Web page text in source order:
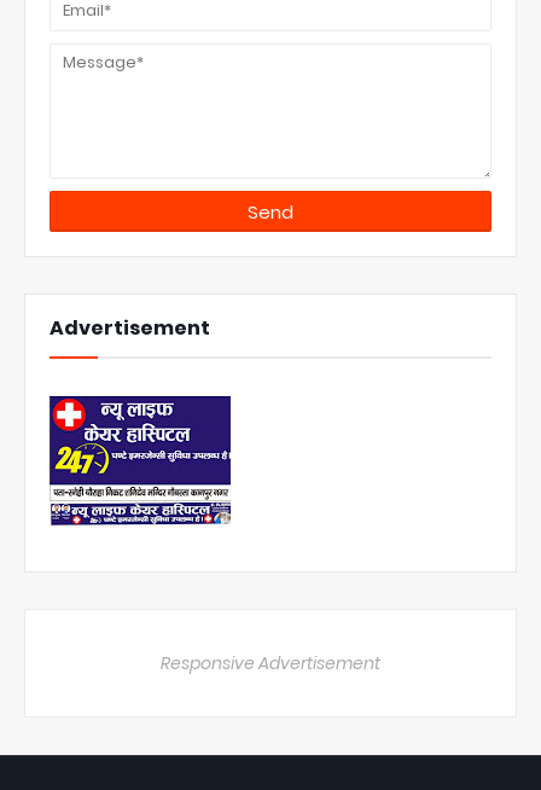
Advertisement
Responsive Advertisement